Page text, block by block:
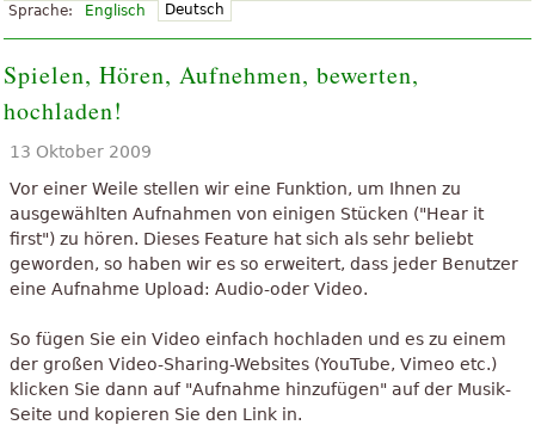
Sprache: Englisch Deutsch
Spielen, Hören, Aufnehmen, bewerten,
hochladen!
13 Oktober 2009
Vor einer Weile stellen wir eine Funktion, um Ihnen zu
ausgewählten Aufnahmen von einigen Stücken ("Hear it
first") zu hören. Dieses Feature hat sich als sehr beliebt
geworden, so haben wir es so erweitert, dass jeder Benutzer
eine Aufnahme Upload: Audio-oder Video.
So fügen Sie ein Video einfach hochladen und es zu einem
der großen Video-Sharing-Websites (YouTube, Vimeo etc.)
klicken Sie dann auf "Aufnahme hinzufügen" auf der Musik-
Seite und kopieren Sie den Link in.